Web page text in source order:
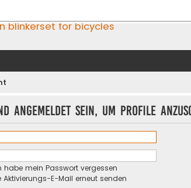
blinkerset for bicycles
angemeldet sein, um Profile
habe mein Passwort vergessen
Aktivierungs-E-Mail erneut senden